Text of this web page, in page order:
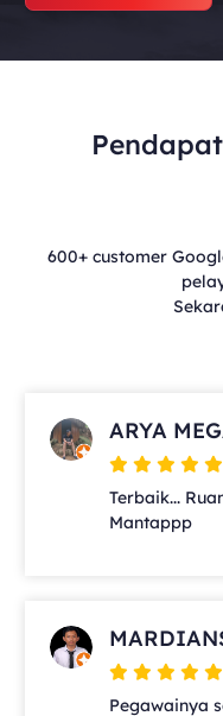
600+ customer
ARYA
Terbaik...
Mantappp
Pegawainya